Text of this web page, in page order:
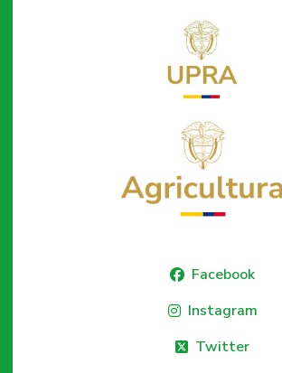
Facebook
Instagram
Twitter